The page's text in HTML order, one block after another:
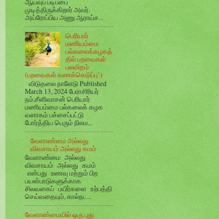
ஆய்வுப் படிப்பை
முடித்திருக்கிறார் அவர்.
அய்ரோப்பிய அணு ஆராய்ச...
பெரியார்
மணியம்மை
பல்கலைக்கழகத்
தில் பறவைகள்
பலவிதம்
(பறவைகள் கணக்கெடுப்பு’)
விடுதலை நாளேடு Published
March 13, 2024 பேராசிரியர்
நம்.சீனிவாசன் பெரியார்
மணியம்மை பல்கலைக் கழக
வளாகம் பச்சைப்பட்டு
போர்த்திய பெரும் நிலம...
வேளாண்மை அல்லது
விவசாயம் அல்லது கமம்
வேளாண்மை அல்லது
விவசாயம் அல்லது கமம்
என்பது உணவு மற்றும் பிற
பயன்பாடுகளுக்காக
சிலவகைப் பயிர்களை உற்பத்தி
செய்வதையும், கால்நட...
வேளாண்மையில் ஒரு புது